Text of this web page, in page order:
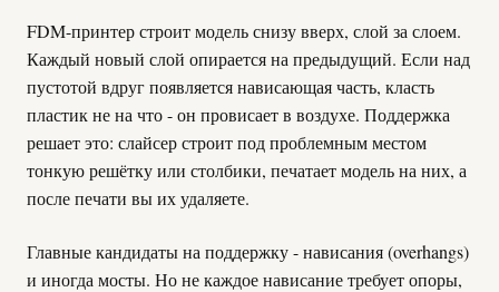
FDM-принтер строит модель снизу вверх, слой за слоем.
Каждый новый слой опирается на предыдущий. Если над
пустотой вдруг появляется нависающая часть, класть
пластик не на что - он провисает в воздухе. Поддержка
решает это: слайсер строит под проблемным местом
тонкую решётку или столбики, печатает модель на них, а
после печати вы их удаляете.
Главные кандидаты на поддержку - нависания (overhangs)
и иногда мосты. Но не каждое нависание требует опоры,